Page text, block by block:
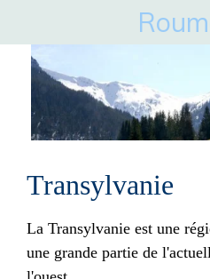
naar
hoofdinhoud
Transylvanie
La Transylvanie est une
une grande partie de